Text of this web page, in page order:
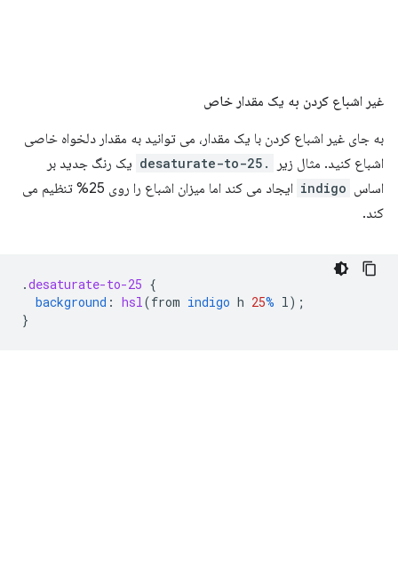
غیر اشباع کردن به یک مقدار خاص
به جای غیر اشباع کردن با یک مقدار، می توانید به مقدار دلخواه خاصی
اشباع کنید. مثال زیر
.desaturate-to-25
یک رنگ جدید بر
اساس indigo
ایجاد می کند اما میزان اشباع را روی 25% تنظیم می
کند.
.desaturate-to-25 {
background : hsl (from indigo h 25% l );
}